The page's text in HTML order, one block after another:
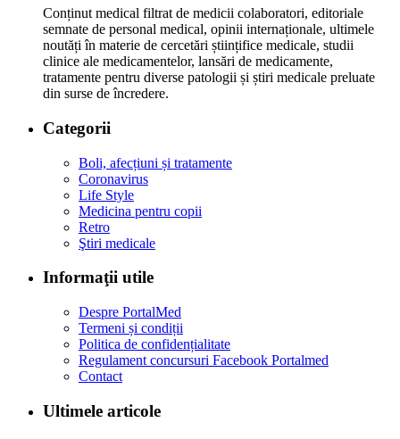
Conținut medical filtrat de medicii colaboratori, editoriale
semnate de personal medical, opinii internaționale, ultimele
noutăți în materie de cercetări științifice medicale, studii
clinice ale medicamentelor, lansări de medicamente,
tratamente pentru diverse patologii și știri medicale preluate
din surse de încredere.
Categorii
Boli, afecțiuni și tratamente
Coronavirus
Life Style
Medicina pentru copii
Retro
Ştiri medicale
Informaţii utile
Despre PortalMed
Termeni și condiții
Politica de confidențialitate
Regulament concursuri Facebook Portalmed
Contact
Ultimele articole